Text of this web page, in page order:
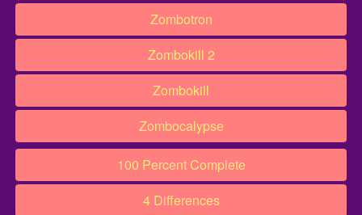
Zombotron
Zombokill 2
Zombokill
Zombocalypse
100 Percent Complete
4 Differences